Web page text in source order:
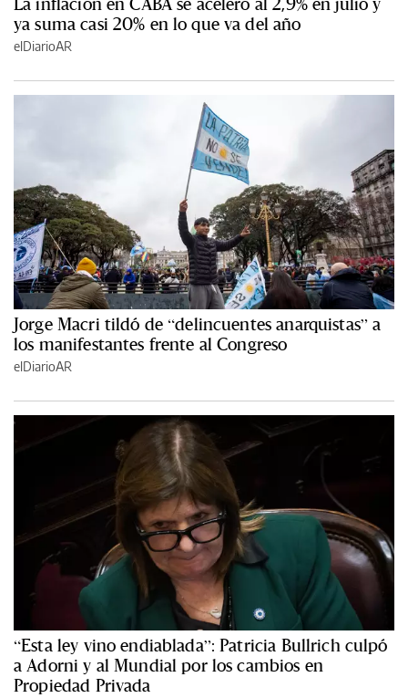
ya suma casi 20% en lo que va del año
elDiarioAR
Jorge Macri tildó de “delincuentes anarquistas” a
los manifestantes frente al Congreso
elDiarioAR
“Esta ley vino endiablada”: Patricia Bullrich culpó
a Adorni y al Mundial por los cambios en
Propiedad Privada